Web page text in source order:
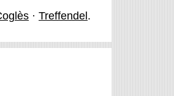
· Treffendel .